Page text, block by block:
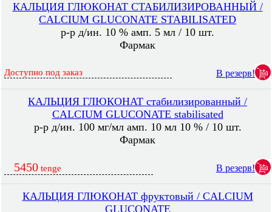
КАЛЬЦИЯ ГЛЮКОНАТ СТАБИЛИЗИРОВАННЫЙ /
CALCIUM GLUCONATE STABILISATED
р-р д/ин. 10 % амп. 5 мл / 10 шт.
Фармак
Доступно под заказ В резерв!
КАЛЬЦИЯ ГЛЮКОНАТ стабилизированный /
CALCIUM GLUCONATE stabilisated
р-р д/ин. 100 мг/мл амп. 10 мл 10 % / 10 шт.
Фармак
5450 tenge В резерв!
КАЛЬЦИЯ ГЛЮКОНАТ фруктовый / CALCIUM
GLUCONATE